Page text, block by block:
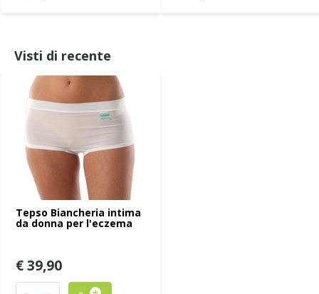
Visti di recente
Tepso Biancheria intima
da donna per l'eczema
€ 39,90